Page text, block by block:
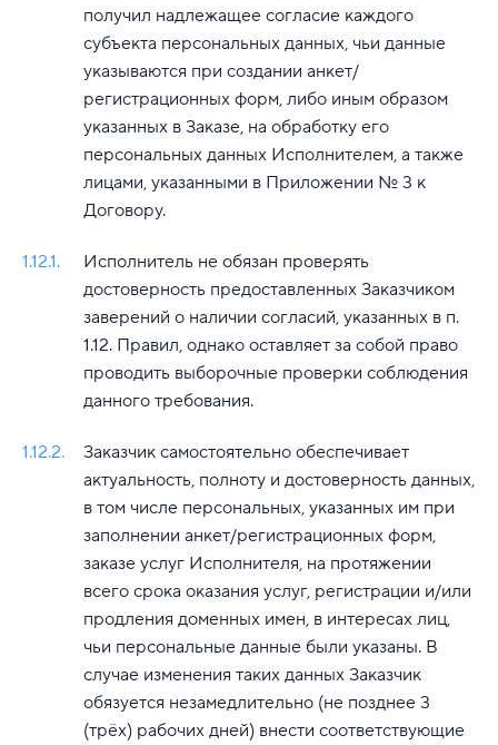
получил надлежащее согласие каждого
субъекта персональных данных, чьи данные
указываются при создании анкет/
регистрационных форм, либо иным образом
указанных в Заказе, на обработку его
персональных данных Исполнителем, а также
лицами, указанными в Приложении № 3 к
Договору.
1.12.1.
Исполнитель не обязан проверять
достоверность предоставленных Заказчиком
заверений о наличии согласий, указанных в п.
1.12. Правил, однако оставляет за собой право
проводить выборочные проверки соблюдения
данного требования.
1.12.2.
Заказчик самостоятельно обеспечивает
актуальность, полноту и достоверность данных,
в том числе персональных, указанных им при
заполнении анкет/регистрационных форм,
заказе услуг Исполнителя, на протяжении
всего срока оказания услуг, регистрации и/или
продления доменных имен, в интересах лиц,
чьи персональные данные были указаны. В
случае изменения таких данных Заказчик
обязуется незамедлительно (не позднее 3
(трёх) рабочих дней) внести соответствующие